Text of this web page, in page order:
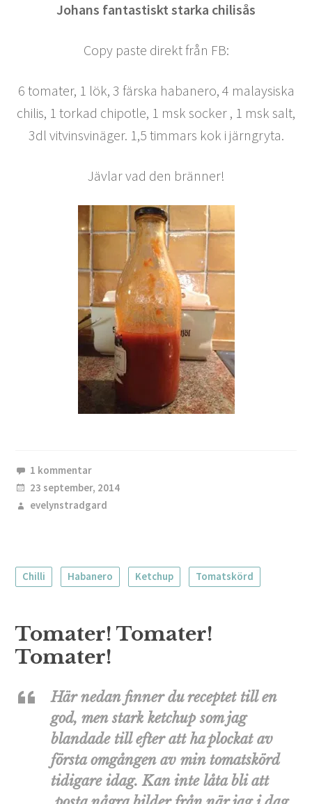
Johans fantastiskt starka chilisås
Copy paste direkt från FB:
6 tomater, 1 lök, 3 färska habanero, 4 malaysiska
chilis, 1 torkad chipotle, 1 msk socker , 1 msk salt,
3dl vitvinsvinäger. 1,5 timmars kok i järngryta.
Jävlar vad den bränner!
1 kommentar
23 september, 2014
evelynstradgard
Chilli Habanero Ketchup Tomatskörd
Tomater! Tomater!
Tomater!
Här nedan finner du receptet till en
god, men stark ketchup som jag
blandade till efter att ha plockat av
första omgången av min tomatskörd
tidigare idag. Kan inte låta bli att